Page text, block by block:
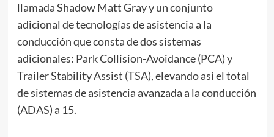
llamada Shadow Matt Gray y un conjunto
adicional de tecnologías de asistencia a la
conducción que consta de dos sistemas
adicionales: Park Collision-Avoidance (PCA) y
Trailer Stability Assist (TSA), elevando así el total
de sistemas de asistencia avanzada a la conducción
(ADAS) a 15.